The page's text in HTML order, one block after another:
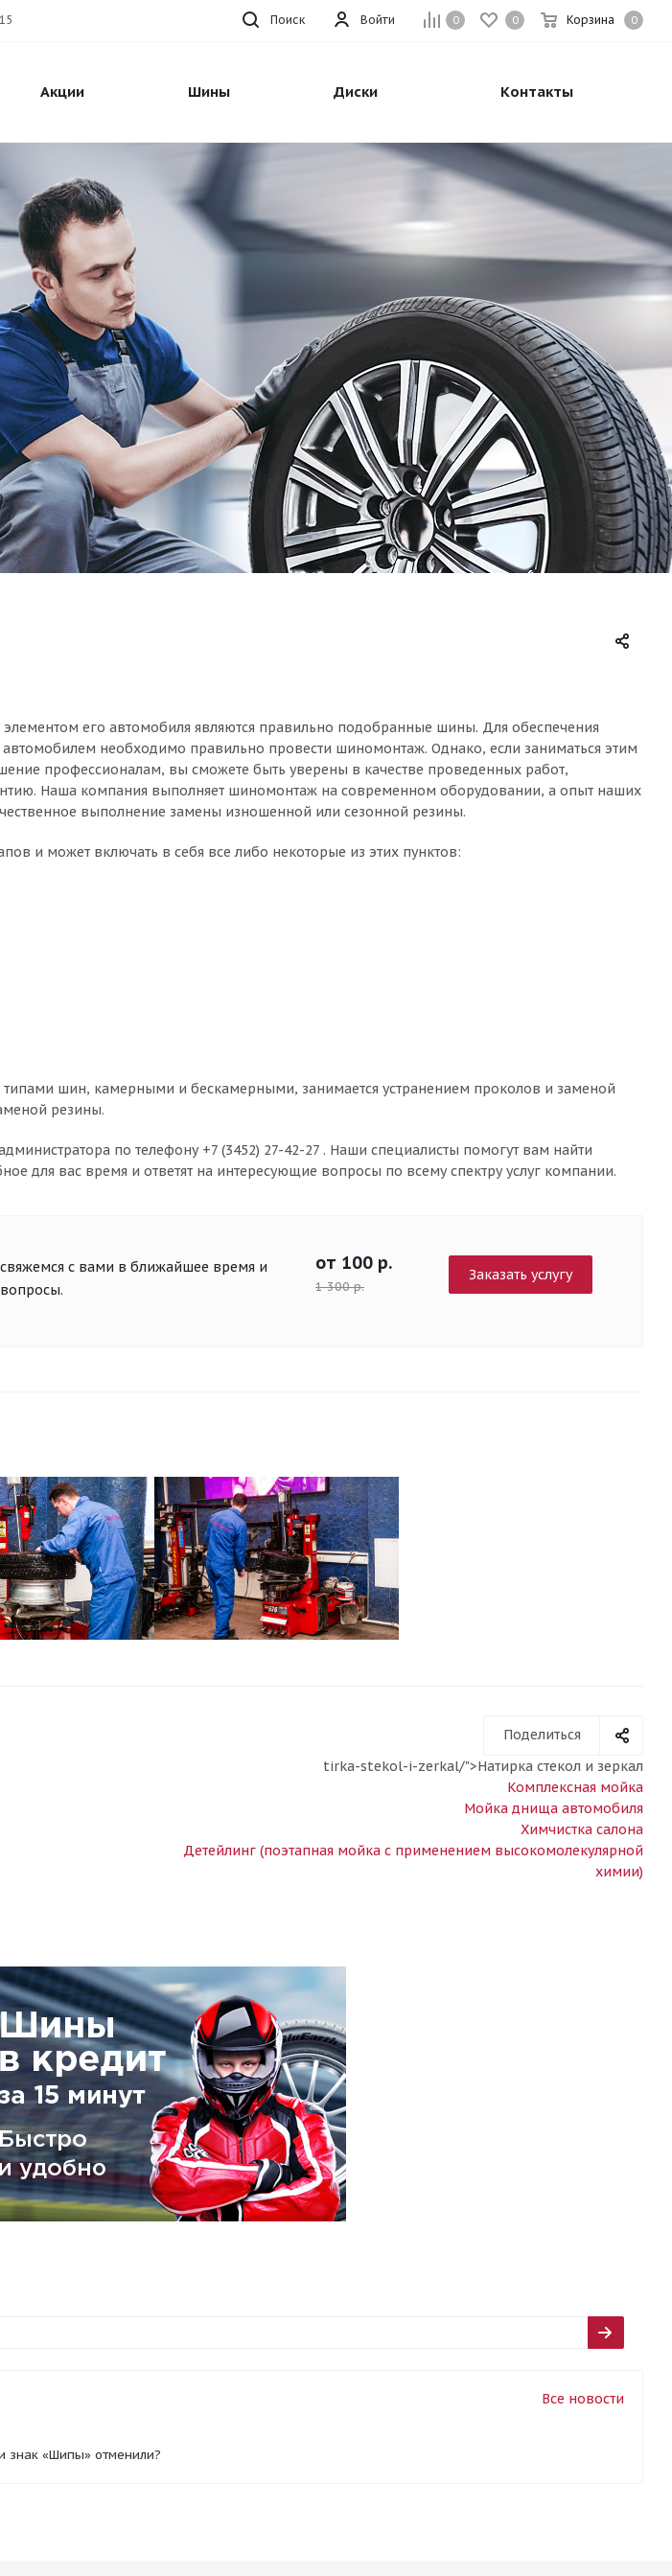
0 0 Корзина 0
Войти
Поиск
Акции Шины Диски Контакты
его автомобиля являются правильно подобранные шины. Для обеспечения
необходимо правильно провести шиномонтаж. Однако, если заниматься этим
профессионалам, вы сможете быть уверены в качестве проведенных работ,
Наша компания выполняет шиномонтаж на современном оборудовании, а опыт наших
выполнение замены изношенной или сезонной резины.
и может включать в себя все либо некоторые из этих пунктов:
шин, камерными и бескамерными, занимается устранением проколов и заменой
резины.
по телефону +7 (3452) 27-42-27 . Наши специалисты помогут вам найти
для вас время и ответят на интересующие вопросы по всему спектру услуг компании.
от 100 р.
1 300 р.
с вами в ближайшее время и
Заказать услугу
Поделиться
tirka-stekol-i-zerkal/">Натирка стекол и зеркал
Комплексная мойка
Мойка днища автомобиля
Химчистка салона
Детейлинг (поэтапная мойка с применением высокомолекулярной
химии)
Все новости
знак «Шипы» отменили?